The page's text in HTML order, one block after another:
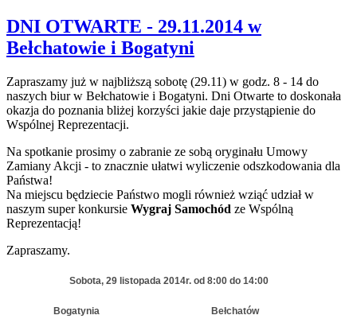
DNI OTWARTE - 29.11.2014 w
Bełchatowie i Bogatyni
Zapraszamy już w najbliższą sobotę (29.11) w godz. 8 - 14 do
naszych biur w Bełchatowie i Bogatyni. Dni Otwarte to doskonała
okazja do poznania bliżej korzyści jakie daje przystąpienie do
Wspólnej Reprezentacji.
Na spotkanie prosimy o zabranie ze sobą oryginału Umowy
Zamiany Akcji - to znacznie ułatwi wyliczenie odszkodowania dla
Państwa!
Na miejscu będziecie Państwo mogli również wziąć udział w
naszym super konkursie Wygraj Samochód ze Wspólną
Reprezentacją!
Zapraszamy.
Sobota, 29 listopada 2014r. od 8:00 do 14:00
Bogatynia Bełchatów